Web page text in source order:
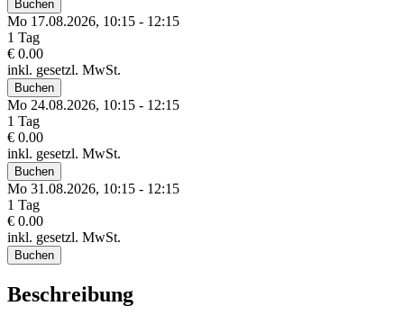
Buchen
Mo 17.08.2026, 10:15 - 12:15
1 Tag
€ 0.00
inkl. gesetzl. MwSt.
Buchen
Mo 24.08.2026, 10:15 - 12:15
1 Tag
€ 0.00
inkl. gesetzl. MwSt.
Buchen
Mo 31.08.2026, 10:15 - 12:15
1 Tag
€ 0.00
inkl. gesetzl. MwSt.
Buchen
Beschreibung